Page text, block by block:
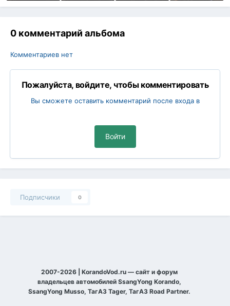
0 комментарий альбома
Комментариев нет
Пожалуйста, войдите, чтобы комментировать
Вы сможете оставить комментарий после входа в
Войти
Подписчики 0
2007-2026 | KorandoVod.ru — сайт и форум
владельцев автомобилей SsangYong Korando,
SsangYong Musso, ТагАЗ Tager, ТагАЗ Road Partner.